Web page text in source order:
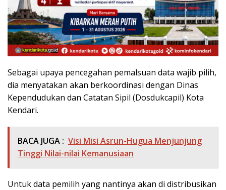
Sebagai upaya pencegahan pemalsuan data wajib pilih,
dia menyatakan akan berkoordinasi dengan Dinas
Kependudukan dan Catatan Sipil (Dosdukcapil) Kota
Kendari.
BACA JUGA : Visi Misi Asrun-Hugua Menjunjung
Tinggi Nilai-nilai Kemanusiaan
Untuk data pemilih yang nantinya akan di distribusikan